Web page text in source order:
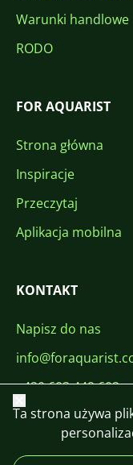
Warunki handlowe
RODO
FOR AQUARIST
Strona główna
Inspiracje
Przeczytaj
Aplikacja mobilna
KONTAKT
Napisz do nas
+420 603 449 602
Zamknij
Ta strona używa